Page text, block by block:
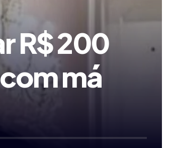
R$ 200
má